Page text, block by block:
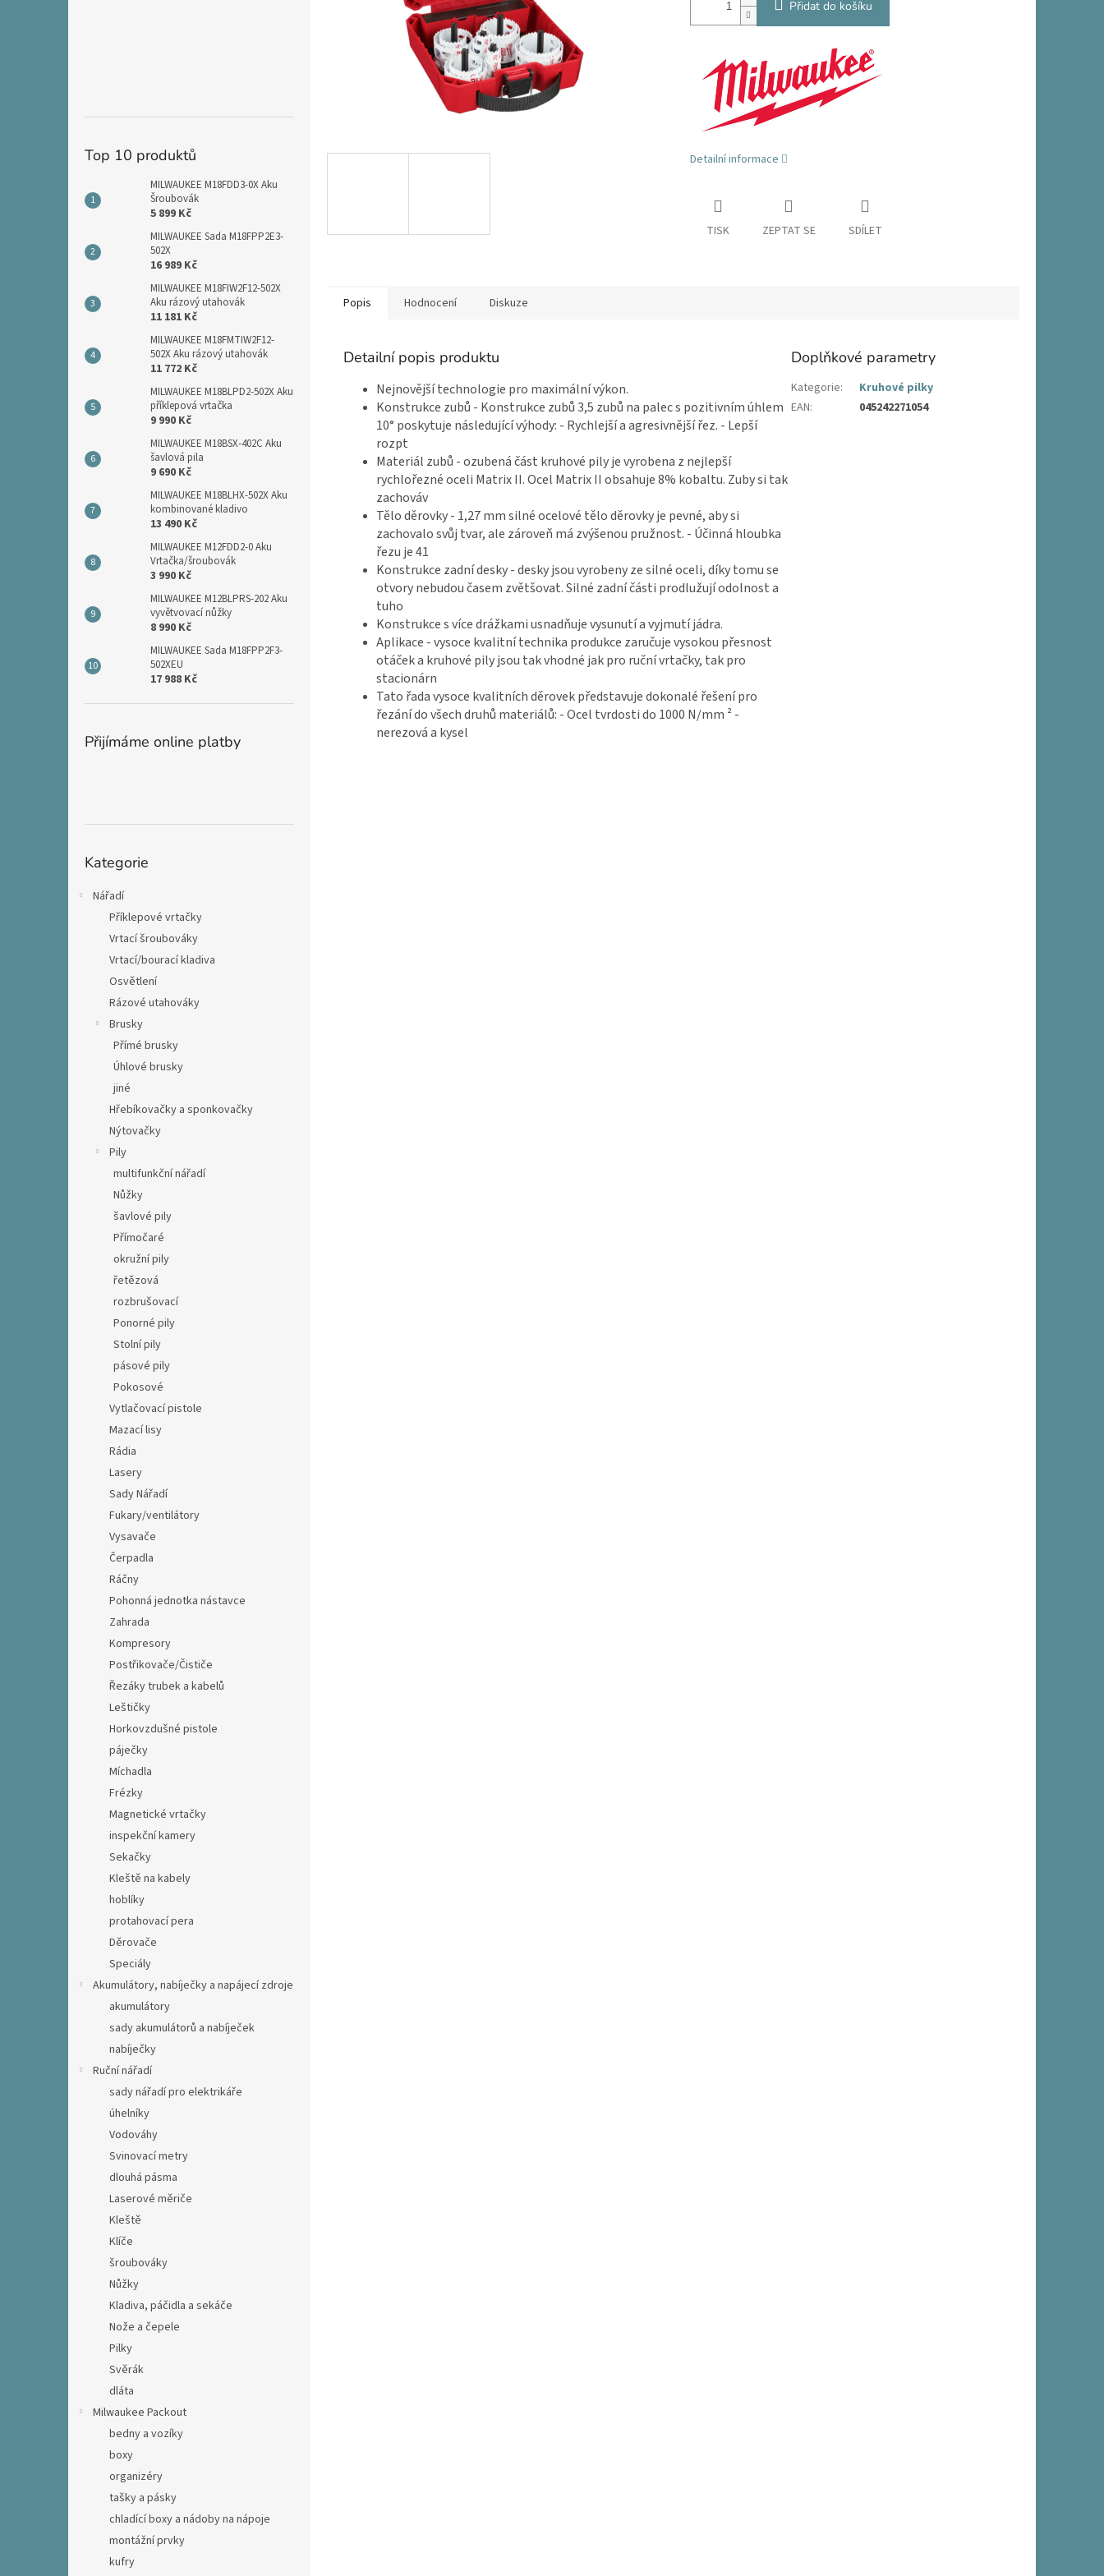
Top 10 produktů
MILWAUKEE M18FDD3-0X Aku
Šroubovák
5 899 Kč
MILWAUKEE Sada M18FPP2E3-
502X
16 989 Kč
MILWAUKEE M18FIW2F12-502X
Aku rázový utahovák
11 181 Kč
MILWAUKEE M18FMTIW2F12-
502X Aku rázový utahovák
11 772 Kč
MILWAUKEE M18BLPD2-502X Aku
příklepová vrtačka
9 990 Kč
MILWAUKEE M18BSX-402C Aku
šavlová pila
9 690 Kč
MILWAUKEE M18BLHX-502X Aku
kombinované kladivo
13 490 Kč
MILWAUKEE M12FDD2-0 Aku
Vrtačka/šroubovák
3 990 Kč
MILWAUKEE M12BLPRS-202 Aku
vyvětvovací nůžky
8 990 Kč
MILWAUKEE Sada M18FPP2F3-
502XEU
17 988 Kč
Přijímáme online platby
kategorie
Kategorie
Nářadí
Příklepové vrtačky
Vrtací šroubováky
Vrtací/bourací kladiva
Osvětlení
Rázové utahováky
Brusky
Přímé brusky
Úhlové brusky
jiné
Hřebíkovačky a sponkovačky
Nýtovačky
Pily
multifunkční nářadí
Nůžky
šavlové pily
Přímočaré
okružní pily
řetězová
rozbrušovací
Ponorné pily
Stolní pily
pásové pily
Pokosové
Vytlačovací pistole
Mazací lisy
Rádia
Lasery
Sady Nářadí
Fukary/ventilátory
Vysavače
Čerpadla
Ráčny
Pohonná jednotka nástavce
Zahrada
Kompresory
Postřikovače/Čističe
Řezáky trubek a kabelů
Leštičky
Horkovzdušné pistole
páječky
Míchadla
Frézky
Magnetické vrtačky
inspekční kamery
Sekačky
Kleště na kabely
hoblíky
protahovací pera
Děrovače
Speciály
Akumulátory, nabíječky a napájecí zdroje
akumulátory
sady akumulátorů a nabíječek
nabíječky
Ruční nářadí
sady nářadí pro elektrikáře
úhelníky
Vodováhy
Svinovací metry
dlouhá pásma
Laserové měriče
Kleště
Klíče
šroubováky
Nůžky
Kladiva, páčidla a sekáče
Nože a čepele
Pilky
Svěrák
dláta
Milwaukee Packout
bedny a vozíky
boxy
organizéry
tašky a pásky
chladící boxy a nádoby na nápoje
montážní prvky
kufry
Přidat do košíku
Detailní informace
TISK ZEPTAT SE SDÍLET
Popis Hodnocení Diskuze
Detailní popis produktu
Nejnovější technologie pro maximální výkon.
Konstrukce zubů - Konstrukce zubů 3,5 zubů na palec s pozitivním úhlem
10° poskytuje následující výhody: - Rychlejší a agresivnější řez. - Lepší
rozpt
Materiál zubů - ozubená část kruhové pily je vyrobena z nejlepší
rychlořezné oceli Matrix II. Ocel Matrix II obsahuje 8% kobaltu. Zuby si tak
zachováv
Tělo děrovky - 1,27 mm silné ocelové tělo děrovky je pevné, aby si
zachovalo svůj tvar, ale zároveň má zvýšenou pružnost. - Účinná hloubka
řezu je 41
Konstrukce zadní desky - desky jsou vyrobeny ze silné oceli, díky tomu se
otvory nebudou časem zvětšovat. Silné zadní části prodlužují odolnost a
tuho
Konstrukce s více drážkami usnadňuje vysunutí a vyjmutí jádra.
Aplikace - vysoce kvalitní technika produkce zaručuje vysokou přesnost
otáček a kruhové pily jsou tak vhodné jak pro ruční vrtačky, tak pro
stacionárn
Tato řada vysoce kvalitních děrovek představuje dokonalé řešení pro
řezání do všech druhů materiálů: - Ocel tvrdosti do 1000 N/mm ² -
nerezová a kysel
Doplňkové parametry
Kategorie:
Kruhové pilky
EAN: 045242271054